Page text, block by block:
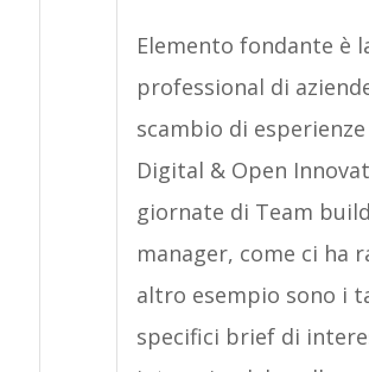
Elemento fondante è
professional di
scambio di
Digital & Open
giornate di Team
manager, come ci ha
altro esempio sono i
specifici brief di